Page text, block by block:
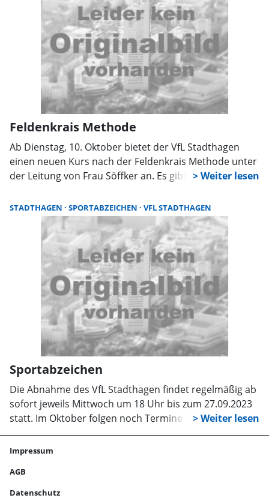
Feldenkrais Methode
Ab Dienstag, 10. Oktober bietet der VfL Stadthagen
einen neuen Kurs nach der Feldenkrais Methode unter
der Leitung von Frau Söffker an. Es gibt eine begrenzte
VfL Stadthagen Mo bis Fr von 10 bis 12 Uhr unter
05721 4422.
STADTHAGEN SPORTABZEICHEN VFL STADTHAGEN
Sportabzeichen
Die Abnahme des VfL Stadthagen findet regelmäßig ab
sofort jeweils Mittwoch um 18 Uhr bis zum 27.09.2023
statt. Im Oktober folgen noch Termine jeweils um 16:30
bis 18 Uhr. Nächster Sondertermine am 06.09.2023
(Walken/NordicWalken) und 10.09.2023 (Radfahren).
Impressum
AGB
Datenschutz